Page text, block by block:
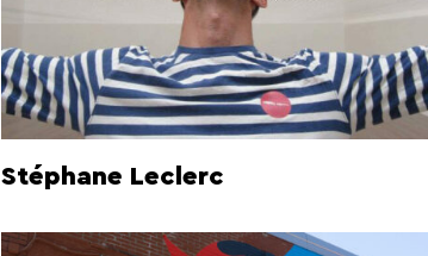
Stéphane Leclerc